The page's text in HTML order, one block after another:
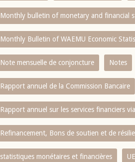
Monthly bulletin of monetary and financial
Monthly Bulletin of WAEMU Economic
Note mensuelle de conjoncture Notes
Rapport annuel de la Commission Bancaire
Rapport annuel sur les services financiers
Refinancement, Bons de soutien et de
statistiques monétaires et financières